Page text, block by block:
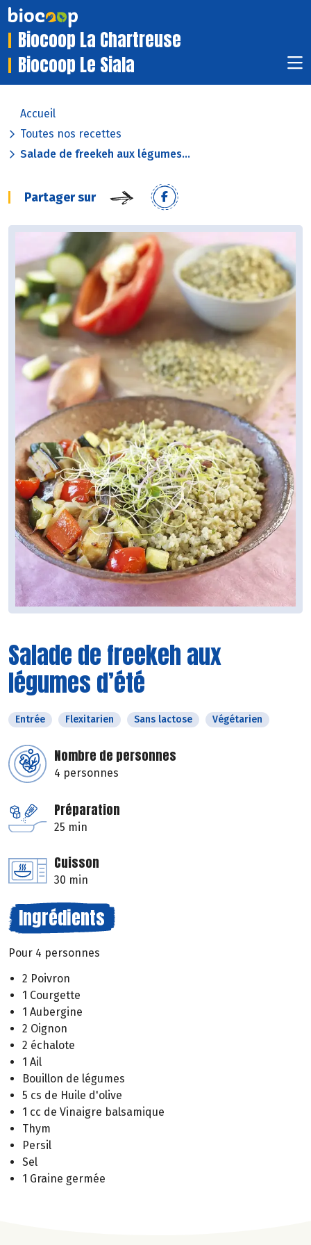
Biocoop La Chartreuse
Biocoop Le Siala
Accueil
Toutes nos recettes
Salade de freekeh aux légumes...
Partager sur
Salade de freekeh aux
légumes d’été
Entrée Flexitarien Sans lactose Végétarien
Nombre de personnes
4 personnes
Préparation
25 min
Cuisson
30 min
Ingrédients
Pour 4 personnes
2 Poivron
1 Courgette
1 Aubergine
2 Oignon
2 échalote
1 Ail
Bouillon de légumes
5 cs de Huile d'olive
1 cc de Vinaigre balsamique
Thym
Persil
Sel
1 Graine germée